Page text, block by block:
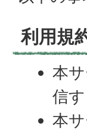
利用規
本
信
本